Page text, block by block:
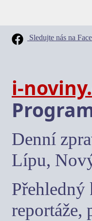
Sledujte nás na
i-
Denní
Lípu,
reportáže,